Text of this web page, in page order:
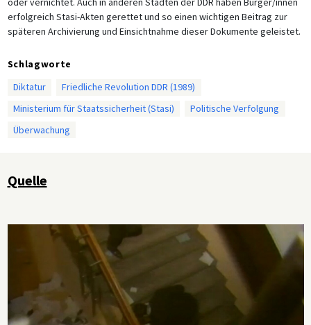
erfolgreich Stasi-Akten gerettet und so einen wichtigen Beitrag zur
späteren Archivierung und Einsichtnahme dieser Dokumente geleistet.
Schlagworte
Diktatur
Friedliche Revolution DDR (1989)
Ministerium für Staatssicherheit (Stasi)
Politische Verfolgung
Überwachung
Quelle